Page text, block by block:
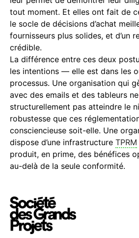
tout moment. Et elles ont fait de
le socle de décisions d’achat
fournisseurs plus solides, et d’un
crédible.
La différence entre ces deux
les intentions — elle est dans les
processus. Une organisation qui
avec des emails et des tableurs
structurellement pas atteindre le
robustesse que ces
consciencieuse soit-elle. Une
dispose d’une infrastructure TPRM
produit, en prime, des bénéfices
au-delà de la seule conformité.